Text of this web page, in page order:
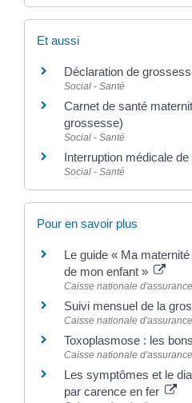
Et aussi
Déclaration de
Social - Santé
Carnet de santé
grossesse)
Social - Santé
Interruption médicale
Social - Santé
Pour en savoir plus
Le guide « Ma
de mon enfant »
Caisse nationale
Suivi mensuel de la
Caisse nationale
Toxoplasmose : les
Caisse nationale
Les symptômes et le
par carence en fer